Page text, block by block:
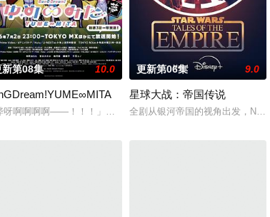
事聚焦仙古纪元终极之战。祖祭灵柳神挺身
推出了以人气角色玛古为主角的小说、《十七岁的传说》，叙
新第08集 10.0
呀啊啊啊啊——！！！」为了乐团出道而突然集结的团员们！虽
更新第06集 9.0
星球大战：帝国传说
全剧从银河帝国的视角出发，